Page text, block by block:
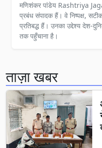
मणिशंकर पांडेय Rashtriya
प्रबंध संपादक हैं। वे निष्पक्ष,
प्रतिबद्ध हैं। उनका उद्देश्य देश-
तक पहुँचाना है।
ताज़ा खबर